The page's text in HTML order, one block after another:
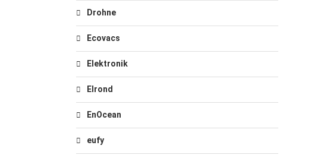
Drohne
Ecovacs
Elektronik
Elrond
EnOcean
eufy